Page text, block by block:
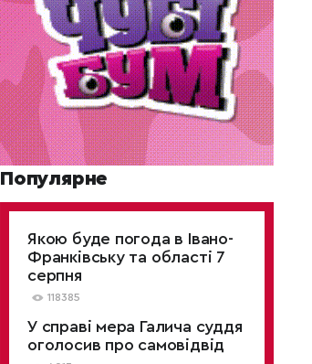
Популярне
Якою буде погода в Івано-
Франківську та області 7
серпня
118385
У справі мера Галича суддя
оголосив про самовідвід